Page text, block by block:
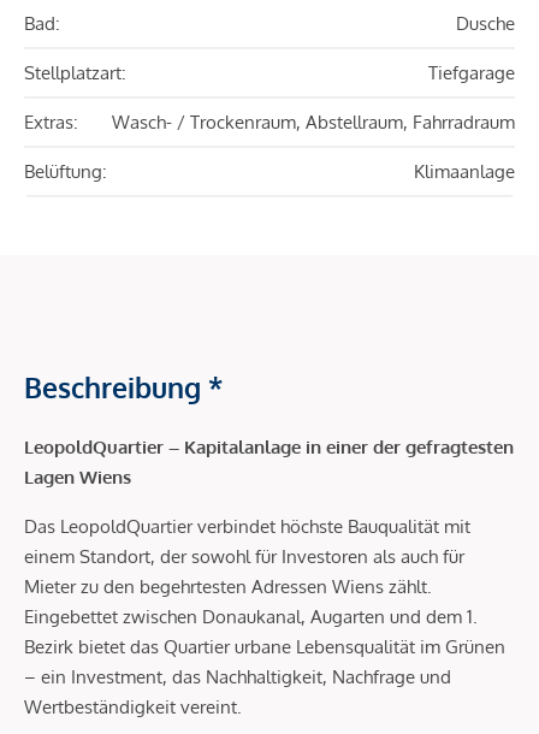
Bad: Dusche
Stellplatzart: Tiefgarage
Extras: Wasch- / Trockenraum, Abstellraum, Fahrradraum
Belüftung: Klimaanlage
Beschreibung *
LeopoldQuartier – Kapitalanlage in einer der gefragtesten
Lagen Wiens
Das LeopoldQuartier verbindet höchste Bauqualität mit
einem Standort, der sowohl für Investoren als auch für
Mieter zu den begehrtesten Adressen Wiens zählt.
Eingebettet zwischen Donaukanal, Augarten und dem 1.
Bezirk bietet das Quartier urbane Lebensqualität im Grünen
– ein Investment, das Nachhaltigkeit, Nachfrage und
Wertbeständigkeit vereint.